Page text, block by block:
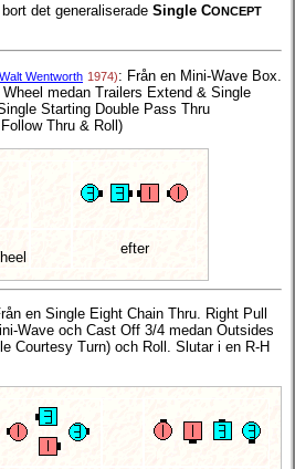
det generaliserade Single CONCEPT
Walt Wentworth 1974): Från en Mini-Wave Box.
medan Trailers Extend & Single
Starting Double Pass Thru
Thru & Roll)
efter
en Single Eight Chain Thru. Right Pull
Wave och Cast Off 3/4 medan Outsides
Courtesy Turn) och Roll. Slutar i en R-H